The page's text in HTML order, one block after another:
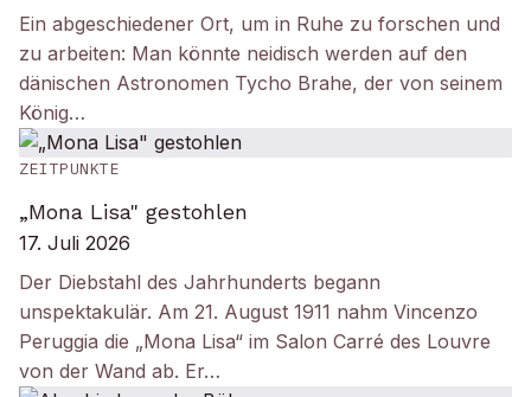
Ein abgeschiedener Ort, um in Ruhe zu forschen und
zu arbeiten: Man könnte neidisch werden auf den
dänischen Astronomen Tycho Brahe, der von seinem
König…
ZEITPUNKTE
„Mona Lisa" gestohlen
17. Juli 2026
Der Diebstahl des Jahrhunderts begann
unspektakulär. Am 21. August 1911 nahm Vincenzo
Peruggia die „Mona Lisa“ im Salon Carré des Louvre
von der Wand ab. Er…